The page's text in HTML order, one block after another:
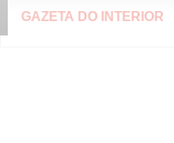
GAZETA DO INTERIOR